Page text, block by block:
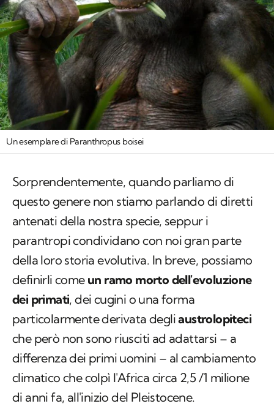
Un esemplare di Paranthropus boisei
Sorprendentemente, quando parliamo di
questo genere non stiamo parlando di diretti
antenati della nostra specie, seppur i
parantropi condividano con noi gran parte
della loro storia evolutiva. In breve, possiamo
definirli comeun ramo morto dell'evoluzione
dei primati, dei cugini o una forma
particolarmente derivata degliaustrolopiteci
che però non sono riusciti ad adattarsi – a
differenza dei primi uomini – al cambiamento
climatico che colpì l'Africa circa 2,5 /1 milione
di anni fa, all'inizio del Pleistocene.